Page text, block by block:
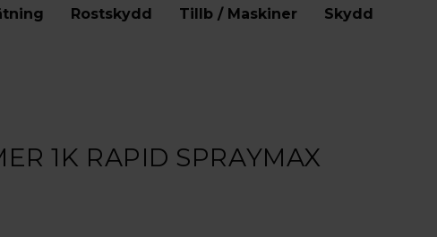
Rostskydd Tillb / Maskiner Skydd
1K RAPID SPRAYMAX